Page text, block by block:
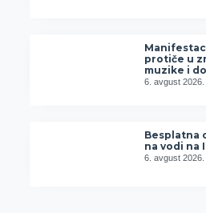
protiče u
muzike i
6. avgust 2026.
Besplatna
na vodi na
6. avgust 2026.